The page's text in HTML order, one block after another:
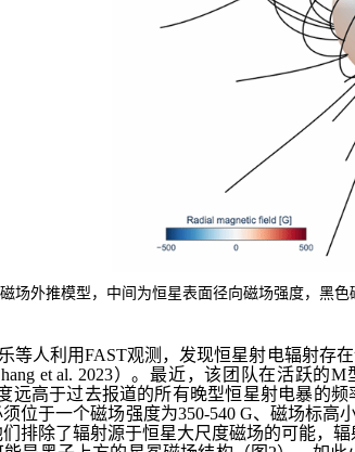
场外推模型，中间为恒星表面径向磁场强度，黑
等人利用FAST观测，发现恒星射电辐射存
et al. 2023）。最近，该团队在活跃的M
远高于过去报道的所有晚型恒星射电暴的频
位于一个磁场强度为350-540 G、磁场标高
排除了辐射源于恒星大尺度磁场的可能，